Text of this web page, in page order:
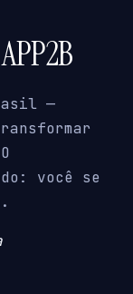
—
você se